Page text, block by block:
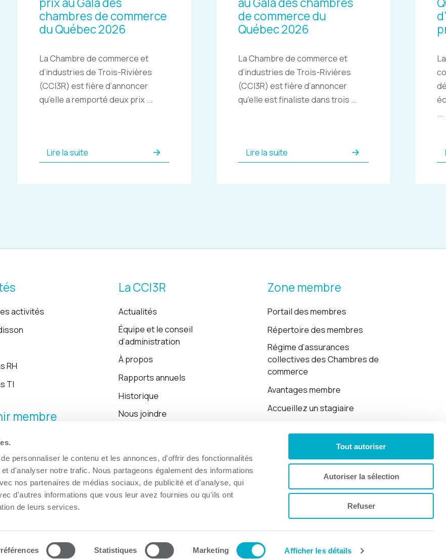
personnaliser le contenu et les annonces, d'offrir des fonctionnalités
d'analyser notre trafic. Nous partageons également des informations
nos partenaires de médias sociaux, de publicité et d'analyse, qui
d'autres informations que vous leur avez fournies ou qu'ils ont
de leurs services.
Statistiques Marketing Afficher les détails
Tout autoriser
Autoriser la sélection
Refuser
chambres de commerce
du Québec 2026
La Chambre de commerce et
d’industries de Trois-Rivières
(CCI3R) est fière d’annoncer
qu’elle a remporté deux prix ...
Lire la suite
de commerce du
Québec 2026
La Chambre de commerce et
d’industries de Trois-Rivières
(CCI3R) est fière d’annoncer
qu’elle est finaliste dans trois ...
Lire la suite
...
activités
RH
TI
membre
La CCI3R
Actualités
Équipe et le conseil
d’administration
À propos
Rapports annuels
Historique
Nous joindre
Zone membre
Portail des membres
Répertoire des membres
Régime d’assurances
collectives des Chambres de
commerce
Avantages membre
Accueillez un stagiaire
Politique de confidentialité
Site web par 👉